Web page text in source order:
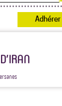
Adhérer